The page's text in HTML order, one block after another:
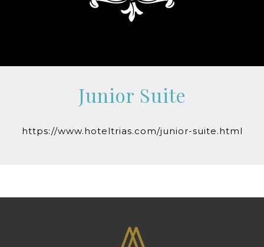
Junior Suite
https://www.hoteltrias.com/junior-suite.html